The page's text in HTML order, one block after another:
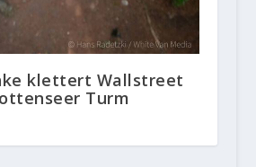
klettert Wallstreet
Turm